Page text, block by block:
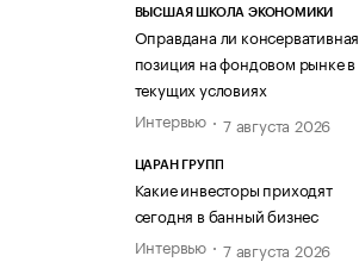
ВЫСШАЯ ШКОЛА ЭКОНОМИКИ
Оправдана ли консервативная
позиция на фондовом рынке в
текущих условиях
Интервью
7 августа 2026
ЦАРАН ГРУПП
Какие инвесторы приходят
сегодня в банный бизнес
Интервью
7 августа 2026